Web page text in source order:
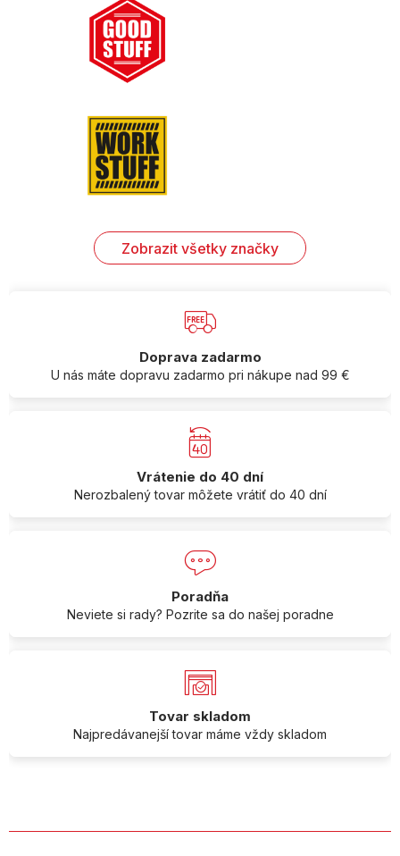
Zobrazit všetky značky
Doprava zadarmo
U nás máte dopravu zadarmo pri nákupe nad 99 €
Vrátenie do 40 dní
Nerozbalený tovar môžete vrátiť do 40 dní
Poradňa
Neviete si rady? Pozrite sa do našej poradne
Tovar skladom
Najpredávanejší tovar máme vždy skladom